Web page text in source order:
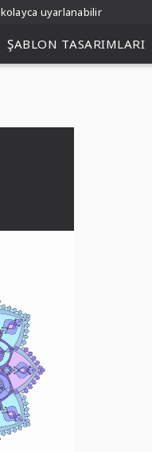
uyarlanabilir
ŞABLON TASARIMLARI